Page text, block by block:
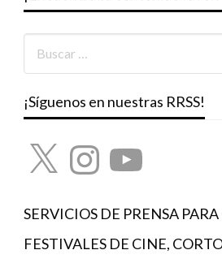
¡Síguenos en nuestras RRSS!
X InstagramYouTube
SERVICIOS DE PRENSA PARA
FESTIVALES DE CINE,